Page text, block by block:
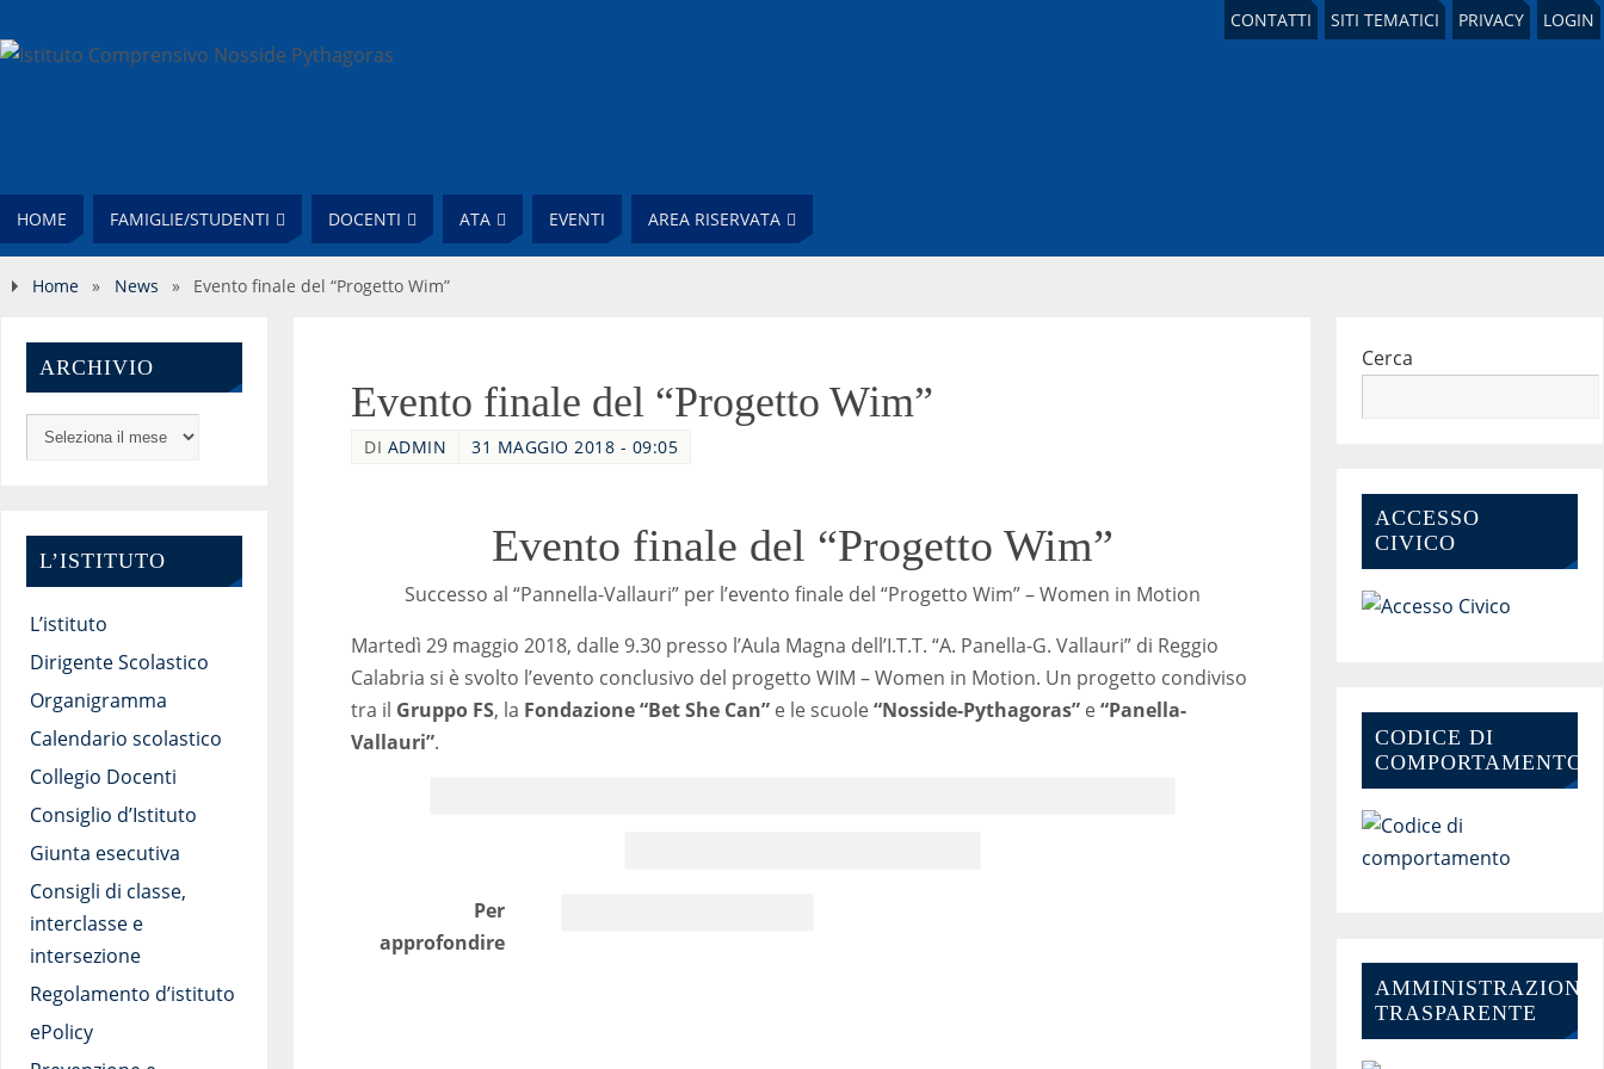
CONTATTI SITI TEMATICI PRIVACY LOGIN
HOME FAMIGLIE/STUDENTI DOCENTI ATA EVENTI AREA RISERVATA
Home » News » Evento finale del “Progetto Wim”
Evento finale del “Progetto Wim”
DI ADMIN 31 MAGGIO 2018 - 09:05
Evento finale del “Progetto Wim”
Successo al “Pannella-Vallauri” per l’evento finale del “Progetto Wim” – Women in Motion
Martedì 29 maggio 2018, dalle 9.30 presso l’Aula Magna dell’I.T.T. “A. Panella-G. Vallauri” di Reggio
Calabria si è svolto l’evento conclusivo del progetto WIM – Women in Motion. Un progetto condiviso
tra il Gruppo FS, la Fondazione “Bet She Can” e le scuole“Nosside-Pythagoras” e“Panella-
Vallauri”.
Per
approfondire
ARCHIVIO
L’ISTITUTO
L’istituto
Dirigente Scolastico
Organigramma
Calendario scolastico
Collegio Docenti
Consiglio d’Istituto
Giunta esecutiva
Consigli di classe,
interclasse e
intersezione
Regolamento d’istituto
ePolicy
Cerca
ACCESSO
CIVICO
CODICE DI
COMPORTAMENTO
AMMINISTRAZIONE-
TRASPARENTE